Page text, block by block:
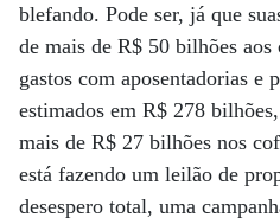
blefando. Pode ser, já que
de mais de R$ 50 bilhões
gastos com aposentadorias e
estimados em R$ 278
mais de R$ 27 bilhões nos
está fazendo um leilão de
desespero total, uma